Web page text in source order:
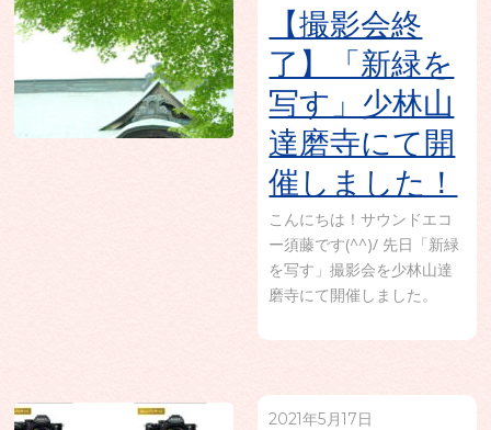
【撮影会終
了】「新緑を
写す」少林山
達磨寺にて開
催しました！
こんにちは！サウンドエコ
ー須藤です(^^)/ 先日「新緑
を写す」撮影会を少林山達
磨寺にて開催しました。
2021年5月17日